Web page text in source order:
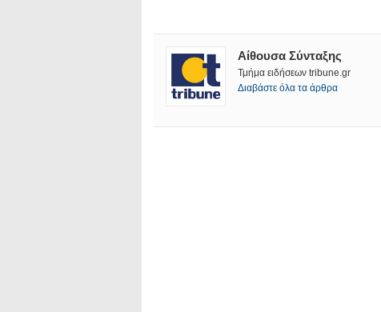
Αίθουσα Σύνταξης
Τμήμα ειδήσεων tribune.gr
Διαβάστε όλα τα άρθρα